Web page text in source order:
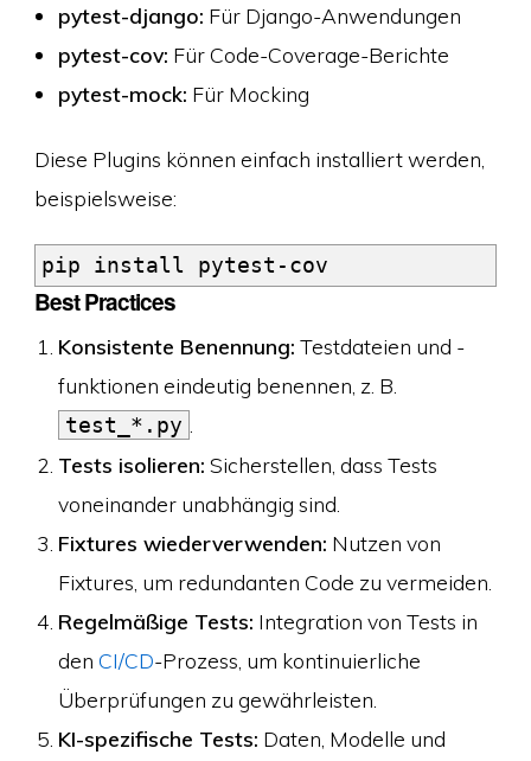
pytest-django: Für Django-Anwendungen
pytest-cov: Für Code-Coverage-Berichte
pytest-mock: Für Mocking
Diese Plugins können einfach installiert werden,
beispielsweise:
Best Practices
Konsistente Benennung: Testdateien und -
funktionen eindeutig benennen, z. B.
test_*.py .
Tests isolieren: Sicherstellen, dass Tests
voneinander unabhängig sind.
Fixtures wiederverwenden: Nutzen von
Fixtures, um redundanten Code zu vermeiden.
Regelmäßige Tests: Integration von Tests in
den CI/CD-Prozess, um kontinuierliche
Überprüfungen zu gewährleisten.
KI-spezifische Tests: Daten, Modelle und